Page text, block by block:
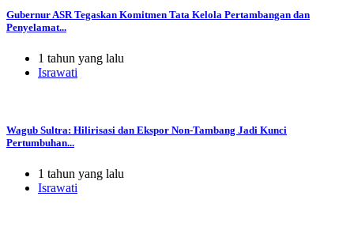
Gubernur ASR Tegaskan Komitmen Tata Kelola Pertambangan dan
Penyelamat...
1 tahun yang lalu
Israwati
Wagub Sultra: Hilirisasi dan Ekspor Non-Tambang Jadi Kunci
Pertumbuhan...
1 tahun yang lalu
Israwati